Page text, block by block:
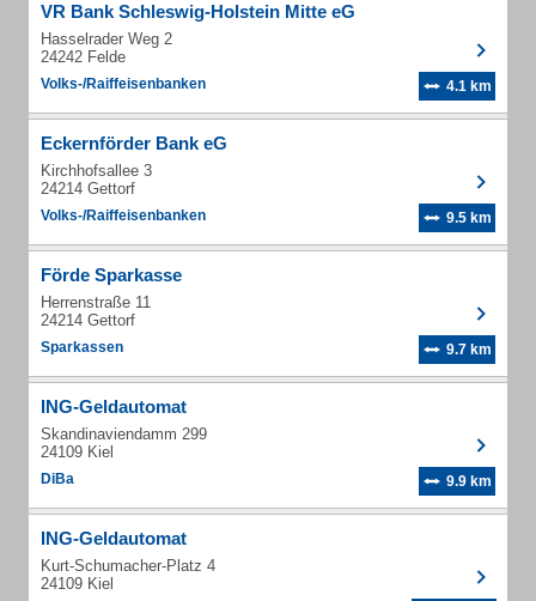
VR Bank Schleswig-Holstein Mitte eG
Hasselrader Weg 2
24242 Felde
Volks-/Raiffeisenbanken 4.1 km
Eckernförder Bank eG
Kirchhofsallee 3
24214 Gettorf
Volks-/Raiffeisenbanken 9.5 km
Förde Sparkasse
Herrenstraße 11
24214 Gettorf
Sparkassen 9.7 km
ING-Geldautomat
Skandinaviendamm 299
24109 Kiel
DiBa 9.9 km
ING-Geldautomat
Kurt-Schumacher-Platz 4
24109 Kiel